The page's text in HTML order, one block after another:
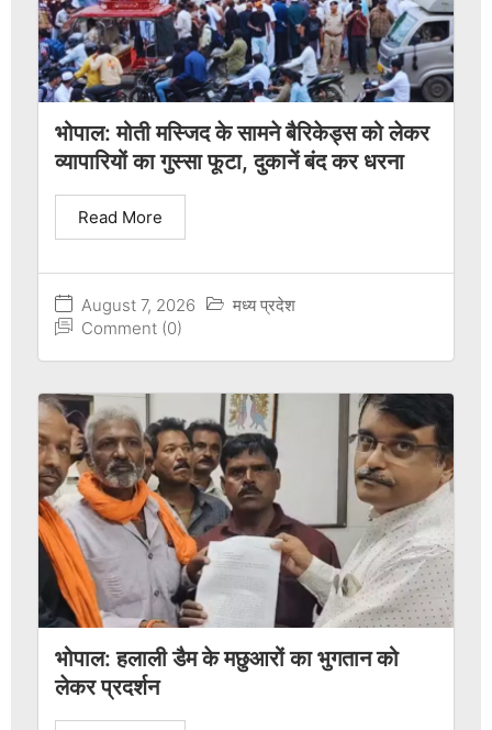
भोपाल: मोती मस्जिद के सामने बैरिकेड्स को लेकर
व्यापारियों का गुस्सा फूटा, दुकानें बंद कर धरना
August 7, 2026
मध्य प्रदेश
Comment (0)
Read More
भोपाल: हलाली डैम के मछुआरों का भुगतान को
लेकर प्रदर्शन